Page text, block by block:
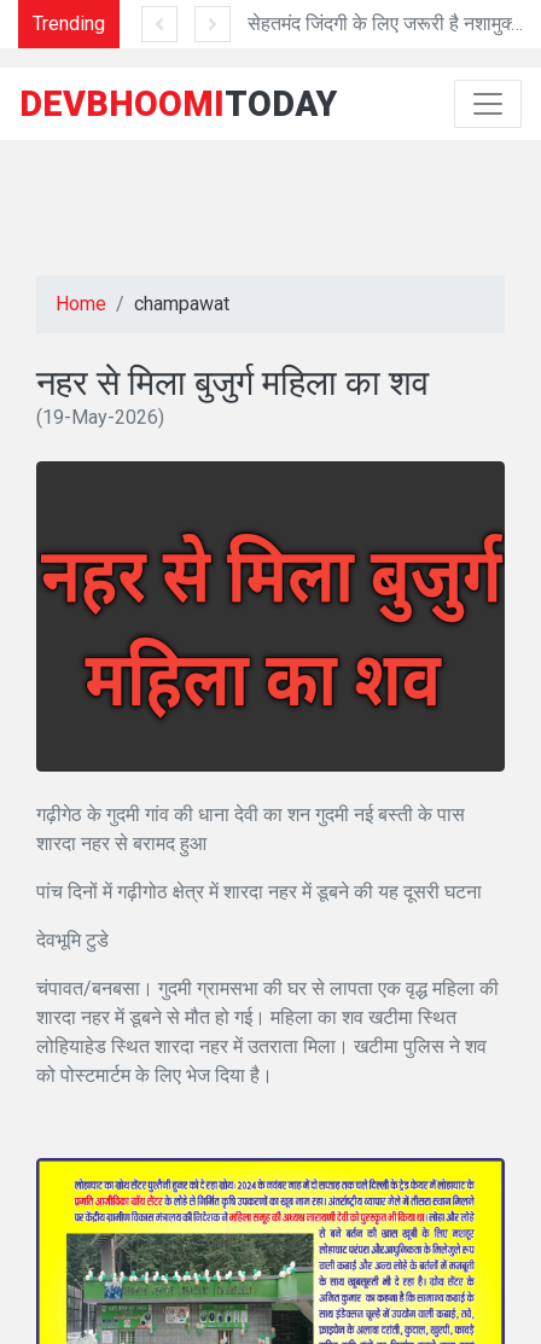
Trending
चंपावत को मिलेंगे DFO सेहतमंद जिंदगी के लिए जरूरी है नशामुक्त जिंदगीCMSD
DEVBHOOMITODAY
Home champawat
नहर से मिला बुजुर्ग महिला का शव
(19-May-2026)
गढ़ीगेठ के गुदमी गांव की धाना देवी का शन गुदमी नई बस्ती के पास
शारदा नहर से बरामद हुआ
पांच दिनों में गढ़ीगोठ क्षेत्र में शारदा नहर में डूबने की यह दूसरी घटना
देवभूमि टुडे
चंपावत/बनबसा। गुदमी ग्रामसभा की घर से लापता एक वृद्ध महिला की
शारदा नहर में डूबने से मौत हो गई। महिला का शव खटीमा स्थित
लोहियाहेड स्थित शारदा नहर में उतराता मिला। खटीमा पुलिस ने शव
को पोस्टमार्टम के लिए भेज दिया है।